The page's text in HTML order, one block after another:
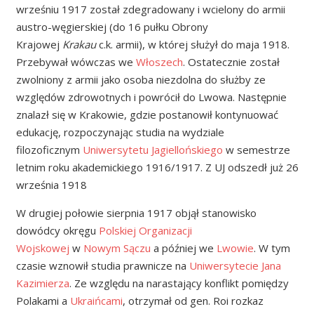
wrześniu 1917 został zdegradowany i wcielony do armii
austro-węgierskiej (do 16 pułku Obrony
Krajowej Krakauc.k. armii), w której służył do maja 1918.
Przebywał wówczas we Włoszech. Ostatecznie został
zwolniony z armii jako osoba niezdolna do służby ze
względów zdrowotnych i powrócił do Lwowa. Następnie
znalazł się w Krakowie, gdzie postanowił kontynuować
edukację, rozpoczynając studia na wydziale
filozoficznym Uniwersytetu Jagiellońskiego w semestrze
letnim roku akademickiego 1916/1917. Z UJ odszedł już 26
września 1918
W drugiej połowie sierpnia 1917 objął stanowisko
dowódcy okręgu Polskiej Organizacji
Wojskowej w Nowym Sączu a później we Lwowie. W tym
czasie wznowił studia prawnicze na Uniwersytecie Jana
Kazimierza. Ze względu na narastający konflikt pomiędzy
Polakami a Ukraińcami, otrzymał od gen. Roi rozkaz